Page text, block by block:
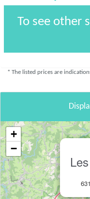
To see other
* The listed prices are
+
−